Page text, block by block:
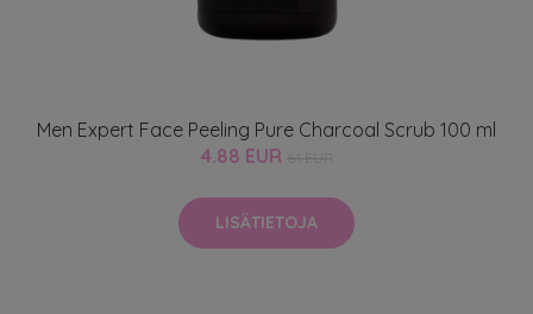
Men Expert Face Peeling Pure Charcoal Scrub 100 ml
4.88 EUR
LISÄTIETOJA